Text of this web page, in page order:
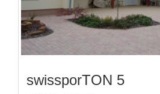
swissporTON 5